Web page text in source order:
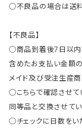
○不良品の場合は送料
【不良品】
○商品到着後7日以内
含めたお支払い金額
メイド及び受注生産
○こちらで確認させて
同等品と交換させてい
○チェックに日数をい